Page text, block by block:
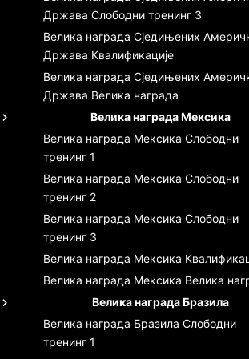
Држава Слободни тренинг 3
Велика награда Сједињених
Држава Квалификације
Велика награда Сједињених
Држава Велика награда
Велика награда Мексика
Велика награда Мексика Слободни
тренинг 1
Велика награда Мексика Слободни
тренинг 2
Велика награда Мексика Слободни
тренинг 3
Велика награда Мексика
Велика награда Мексика Велика
Велика награда Бразила
Велика награда Бразила Слободни
тренинг 1